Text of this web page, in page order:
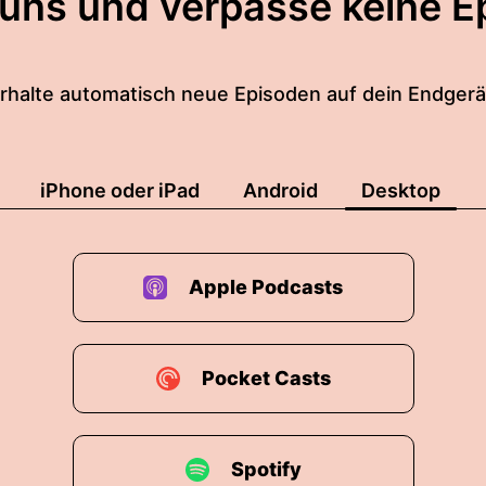
automatisch neue Episoden auf dein
iPhone oder iPad Android Desktop
Apple Podcasts
Pocket Casts
Spotify